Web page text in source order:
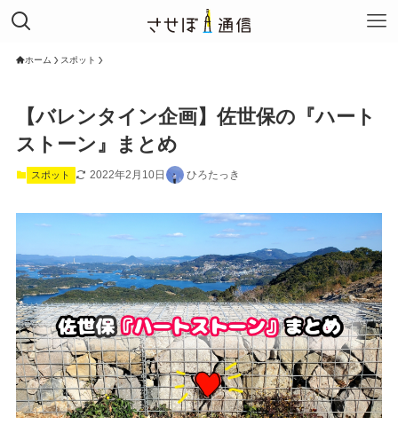
ホーム スポット
【バレンタイン企画】佐世保の『ハート
ストーン』まとめ
スポット 2022年2月10日 ひろたっき